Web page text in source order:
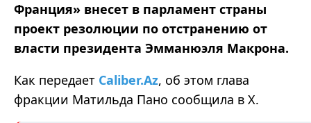
Франция» внесет в парламент страны
проект резолюции по отстранению от
власти президента Эмманюэля Макрона.
Как передает Caliber.Az, об этом глава
фракции Матильда Пано сообщила в Х.